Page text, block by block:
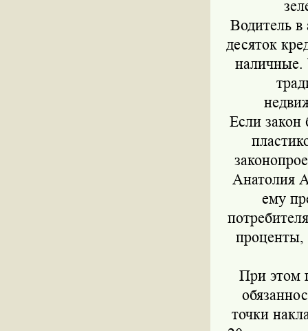
Водитель в
десяток
наличные.
Если закон
Анатолия
ему
проценты,
При этом
точки